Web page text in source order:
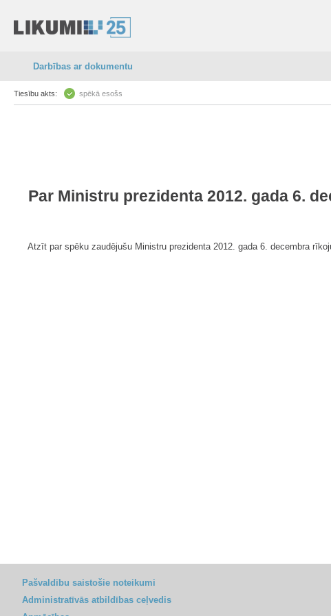
Darbības ar dokumentu
Tiesību akts: spēkā esošs
Par Ministru prezidenta 2012. gada 6.
Atzīt par spēku zaudējušu Ministru prezidenta 2012. gada 6. decembra
Pašvaldību saistošie noteikumi
Administratīvās atbildības ceļvedis